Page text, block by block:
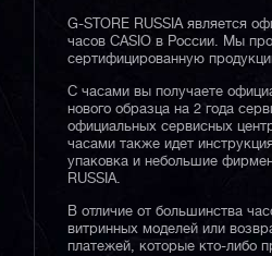
G-STORE RUSSIA является
часов CASIO в России. Мы
сертифицированную
С часами вы получаете
нового образца на 2 года
официальных сервисных
часами также идет
упаковка и небольшие
RUSSIA.
В отличие от большинства
витринных моделей или
платежей, которые кто-либо